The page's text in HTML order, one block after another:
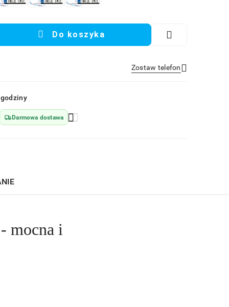
Do koszyka
Zostaw telefon
Darmowa dostawa
mocna i